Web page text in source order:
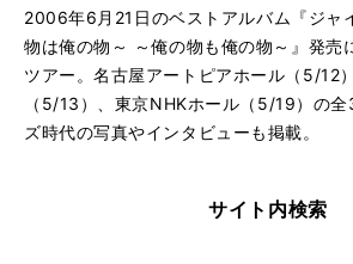
2006年6月21日のベストアルバム『ジャ
物は俺の物～ ～俺の物も俺の物～』発売
ツアー。名古屋アートピアホール（5/12
（5/13）、東京NHKホール（5/19）の
ズ時代の写真やインタビューも掲載。
サイト内検索